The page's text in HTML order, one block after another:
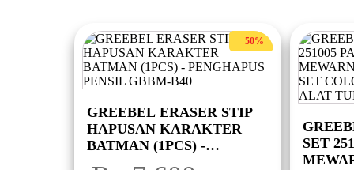
50%
GREEBEL ERASER STIP
HAPUSAN KARAKTER
BATMAN (1PCS) -
SET